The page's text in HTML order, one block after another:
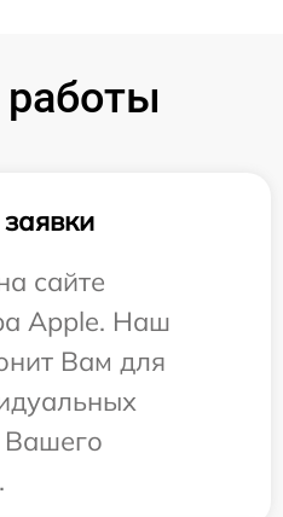
сайте
Apple. Наш
Вам для
Вашего